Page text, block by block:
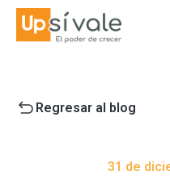
Regresar al blog
31 de